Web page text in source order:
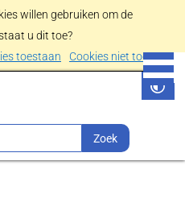
willen gebruiken om de
u dit toe?
toestaan
Cookies niet toestaan